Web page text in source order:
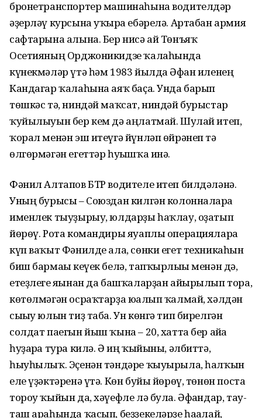
бронетранспортер машинаһына водителдәр
әҙерләү курсына уҡырға ебәрелә. Артабан армия
сафтарына алына. Бер нисә ай Төнъяҡ
Осетияның Орджоникидзе ҡалаһында
күнекмәләр үтә һәм 1983 йылда Әфған иленең
Кандагар ҡалаһына аяҡ баҫа. Унда барып
төшкәс тә, ниндәй маҡсат, ниндәй бурыстар
ҡуйылыуын бер кем дә аңлатмай. Шулай итеп,
ҡорал менән эш итеүгә йүнләп өйрәнеп тә
өлгөрмәгән егеттәр һуғышҡа инә.
Фәнил Алтапов БТР водителе итеп билдәләнә.
Уның бурысы – Союздан килгән колонналарға
именлек тыуҙырыу, юлдарҙы һаҡлау, оҙатып
йөрөү. Рота командиры яуаплы операцияларға
күп ваҡыт Фәнилде ала, сөнки егет техникаһын
биш бармағы кеүек белә, тапҡырлығы менән дә,
етеҙлеге яғынан да башҡаларҙан айырылып тора,
көтөлмәгән осраҡтарҙа юғалып ҡалмай, хәлдән
сығыу юлын тиҙ таба. Ун көнгә тип бирелгән
солдат паегын йыш ҡына – 20, хатта бер айға
һуҙарға тура килә. Ә иң ҡыйыны, әлбиттә,
һыуһылыҡ. Эҫенән тәндәре ҡыуырыла, һалҡын
еле үҙәктәренә үтә. Көн буйы йөрөү, төнөн поста
тороу ҡыйын да, хәүефле лә була. Әфғандар, тау-
таш араһында ҡасып, беҙҙекеләрҙе һағалай,